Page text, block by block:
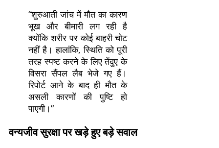
“शुरुआती जांच में मौत का कारण
भूख और बीमारी लग रही है
क्योंकि शरीर पर कोई बाहरी चोट
नहीं है। हालांकि, स्थिति को पूरी
तरह स्पष्ट करने के लिए तेंदुए के
विसरा सैंपल लैब भेजे गए हैं।
रिपोर्ट आने के बाद ही मौत के
असली कारणों की पुष्टि हो
पाएगी।”
वन्यजीव सुरक्षा पर खड़े हुए बड़े सवाल